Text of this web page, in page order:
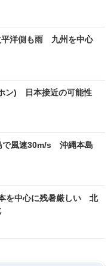
平洋側も雨 九州を中心
ン) 日本接近の可能性
で風速30m/s 沖縄本島
を中心に残暑厳しい 北